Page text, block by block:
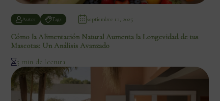
Autor Tags septiembre 11, 2025
Cómo la Alimentación Natural Aumenta la Longevidad de tus
Mascotas: Un Análisis Avanzado
5 min de lectura